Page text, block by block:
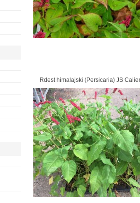
Rdest himalajski (Persicaria) JS